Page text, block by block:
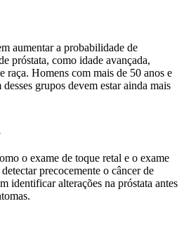
aumentar a probabilidade de
próstata, como idade avançada,
raça. Homens com mais de 50 anos e
grupos devem estar ainda mais
o exame de toque retal e o exame
precocemente o câncer de
identificar alterações na próstata antes